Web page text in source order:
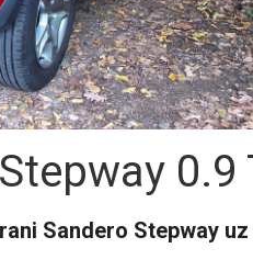
0.9
Sandero Stepway